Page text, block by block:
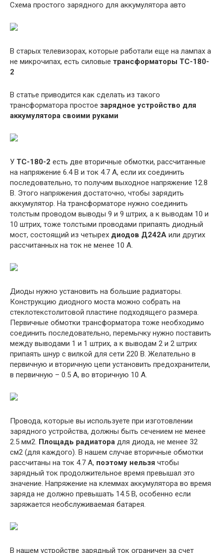
Схема простого зарядного для аккумулятора авто
В старых телевизорах, которые работали еще на лампах а
не микрочипах, есть силовые трансформаторы ТС-180-
2
В статье приводится как сделать из такого
трансформатора простое зарядное устройство для
аккумулятора своими руками
У ТС-180-2 есть две вторичные обмотки, рассчитанные
на напряжение 6.4 В и ток 4.7 А, если их соединить
последовательно, то получим выходное напряжение 12.8
В. Этого напряжения достаточно, чтобы зарядить
аккумулятор. На трансформаторе нужно соединить
толстым проводом выводы 9 и 9 штрих, а к выводам 10 и
10 штрих, тоже толстыми проводами припаять диодный
мост, состоящий из четырех диодов Д242А или других
рассчитанных на ток не менее 10 А.
Диоды нужно установить на большие радиаторы.
Конструкцию диодного моста можно собрать на
стеклотекстолитовой пластине подходящего размера.
Первичные обмотки трансформатора тоже необходимо
соединить последовательно, перемычку нужно поставить
между выводами 1 и 1 штрих, а к выводам 2 и 2 штрих
припаять шнур с вилкой для сети 220 В. Желательно в
первичную и вторичную цепи установить предохранители,
в первичную – 0.5 А, во вторичную 10 А.
Провода, которые вы используете при изготовлении
зарядного устройства, должны быть сечением не менее
2.5 мм2. Площадь радиатора для диода, не менее 32
см2 (для каждого). В нашем случае вторичные обмотки
рассчитаны на ток 4.7 А, поэтому нельзя чтобы
зарядный ток продолжительное время превышал это
значение. Напряжение на клеммах аккумулятора во время
заряда не должно превышать 14.5 В, особенно если
заряжается необслуживаемая батарея.
В нашем устройстве зарядный ток ограничен за счет